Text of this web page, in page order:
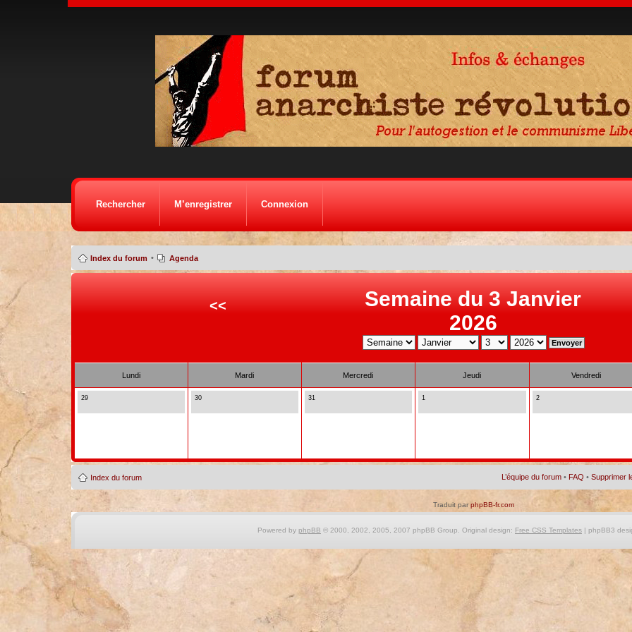
Rechercher M’enregistrer Connexion
Index du forum • Agenda
<<
Semaine du 3 Janvier
2026
Lundi Mardi Mercredi Jeudi Vendredi
29 30 31 1 2
Index du forum L’équipe du forum • FAQ •Supprimer
Traduit parphpBB-fr.com
Powered by phpBB © 2000, 2002, 2005, 2007 phpBB Group. Original design: Free CSS Templates| phpBB3